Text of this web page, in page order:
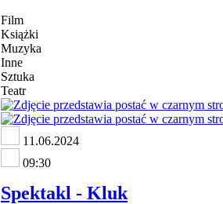
Film
Książki
Muzyka
Inne
Sztuka
Teatr
11.06.2024
09:30
Spektakl - Kluk